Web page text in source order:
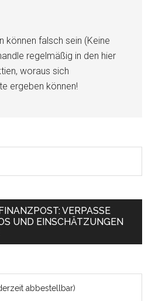
können falsch sein (Keine
regelmäßig in den hier
woraus sich
ergeben können!
VERPASSE
UND EINSCHÄTZUNGEN